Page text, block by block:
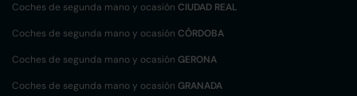
Coches de segunda mano y ocasión CIUDAD REAL
Coches de segunda mano y ocasión CÓRDOBA
Coches de segunda mano y ocasión GERONA
Coches de segunda mano y ocasión GRANADA